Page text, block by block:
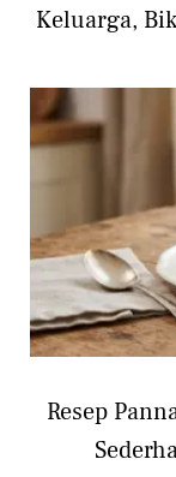
Keluarga,
Resep